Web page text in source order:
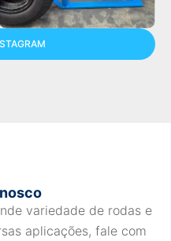
variedade de rodas e
aplicações, fale com